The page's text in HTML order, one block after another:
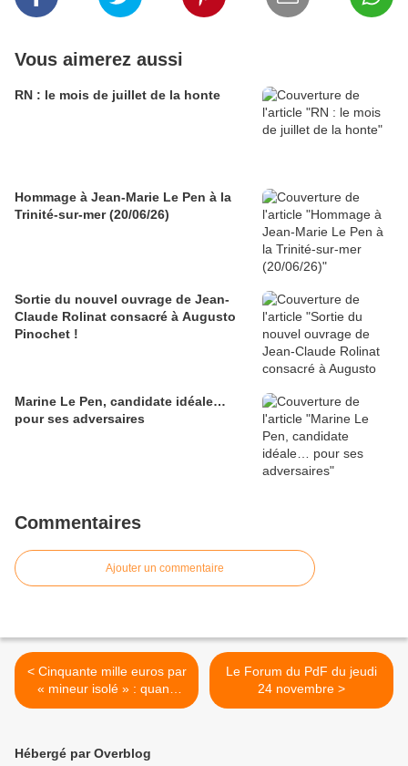
Vous aimerez aussi
RN : le mois de juillet de la honte
Hommage à Jean-Marie Le Pen à la
Trinité-sur-mer (20/06/26)
Sortie du nouvel ouvrage de Jean-
Claude Rolinat consacré à Augusto
Pinochet !
Marine Le Pen, candidate idéale…
pour ses adversaires
Commentaires
Ajouter un commentaire
< Cinquante mille euros par
« mineur isolé » : quand
l’État finance sa propre
Le Forum du PdF du jeudi
24 novembre >
Hébergé par Overblog